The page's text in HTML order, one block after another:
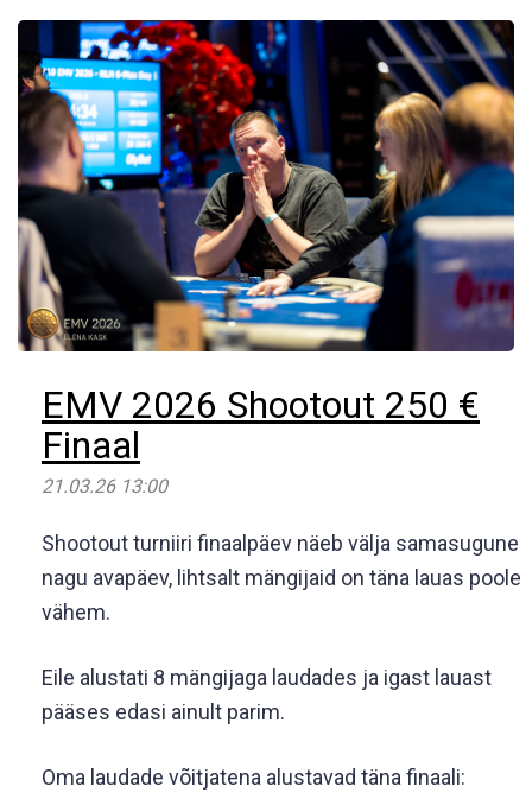
EMV 2026 Shootout 250 €
Finaal
21.03.26 13:00
Shootout turniiri finaalpäev näeb välja samasugune
nagu avapäev, lihtsalt mängijaid on täna lauas poole
vähem.
Eile alustati 8 mängijaga laudades ja igast lauast
pääses edasi ainult parim.
Oma laudade võitjatena alustavad täna finaali: